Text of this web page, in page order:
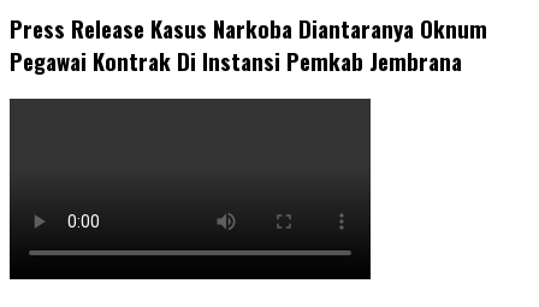
Press Release Kasus Narkoba Diantaranya Oknum
Pegawai Kontrak Di Instansi Pemkab Jembrana